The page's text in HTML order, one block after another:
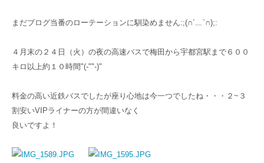
まだブログ当番のローテーションに馴染めません:;(∩´﹏`∩);:
４月末の２４日（火）の夜の高速バスで梅田から宇都宮駅まで６００
キロ以上約１０時間"(-""-)"
料金の高い近鉄バスでしたが座り心地は今一つでしたね・・・２~３
割安いVIPライナーの方が間違いなく
良いですよ！